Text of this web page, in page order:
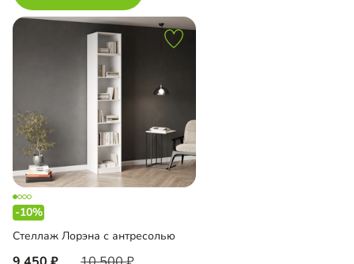
-10%
Стеллаж Лорэна с антресолью